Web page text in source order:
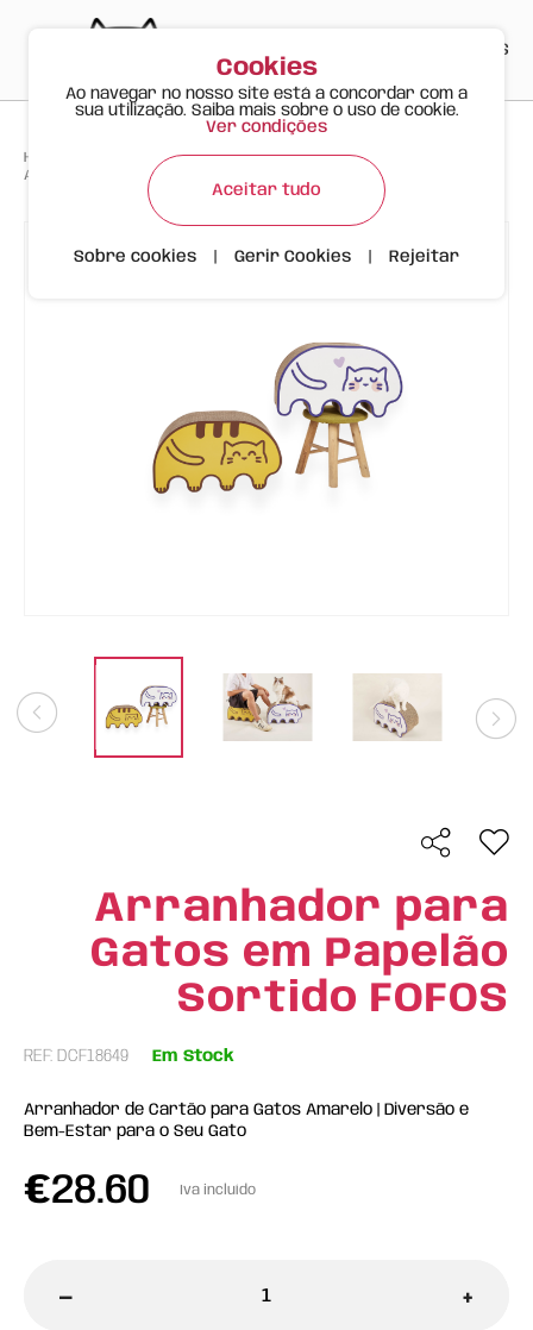
ES
Happy Meow Produtos > >
Arranhador para Gatos em Papelão Sortido FOFOS
Arranhador para
Gatos em Papelão
Sortido FOFOS
REF: DCF18649 Em Stock
Arranhador de Cartão para Gatos Amarelo | Diversão e
Bem-Estar para o Seu Gato
€28.60 Iva incluído
- +
Cookies
Ao navegar no nosso site está a concordar com a
sua utilização. Saiba mais sobre o uso de cookie.
Ver condições
Aceitar tudo
Sobre cookies Gerir Cookies Rejeitar